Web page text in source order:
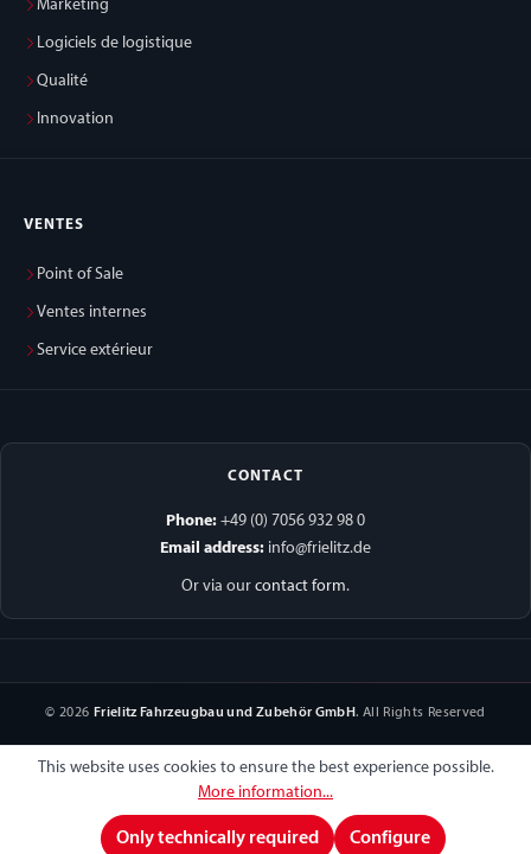
Marketing
Logiciels de logistique
Qualité
Innovation
VENTES
Point of Sale
Ventes internes
Service extérieur
CONTACT
Phone: +49 (0) 7056 932 98 0
Email address: info@frielitz.de
Or via our contact form.
© 2026 Frielitz Fahrzeugbau und Zubehör GmbH. All Rights Reserved
This website uses cookies to ensure the best experience possible.
More information...
Only technically required Configure